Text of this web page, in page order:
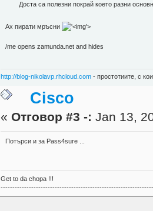
Доста са полезни покрай което разни
Ах пирати мръсни '>
/me opens zamunda.net and hides
http://blog-nikolavp.rhcloud.com - простотиите, с
Cisco
« Отговор #3 -: Jan 13,
Потърси и за Pass4sure ...
Get to da chopa !!!